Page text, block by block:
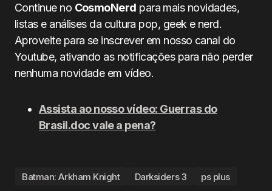
Continue no CosmoNerd para mais novidades,
listas e análises da cultura pop, geek e nerd.
Aproveite para se inscrever em nosso canal do
Youtube, ativando as notificações para não perder
nenhuma novidade em vídeo.
Assista ao nosso vídeo: Guerras do
Brasil.doc vale a pena?
Batman: Arkham Knight Darksiders 3 ps plus